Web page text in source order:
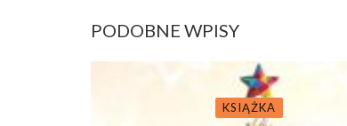
PODOBNE WPISY
KSIĄŻKA